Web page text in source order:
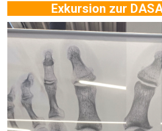
Exkursion zur